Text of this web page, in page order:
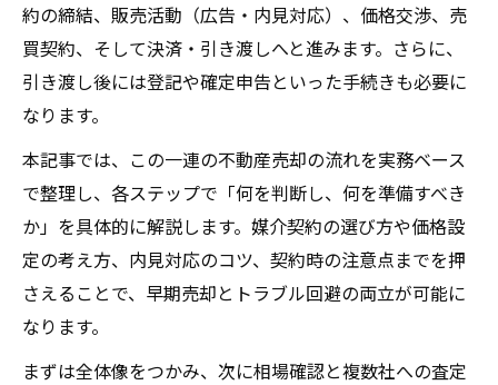
約の締結、販売活動（広告・内見対応）、価格交渉、売
買契約、そして決済・引き渡しへと進みます。さらに、
引き渡し後には登記や確定申告といった手続きも必要に
なります。
本記事では、この一連の不動産売却の流れを実務ベース
で整理し、各ステップで「何を判断し、何を準備すべき
か」を具体的に解説します。媒介契約の選び方や価格設
定の考え方、内見対応のコツ、契約時の注意点までを押
さえることで、早期売却とトラブル回避の両立が可能に
なります。
まずは全体像をつかみ、次に相場確認と複数社への査定